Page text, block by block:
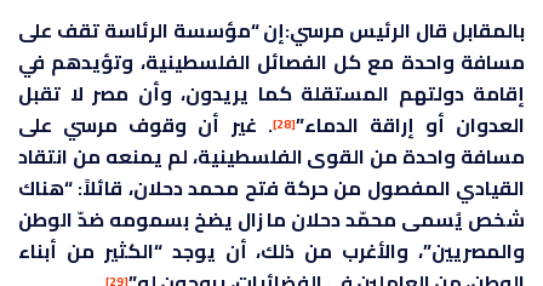
بالمقابل قال الرئيس مرسي:إن “مؤسسة الرئاسة تقف على
مسافة واحدة مع كل الفصائل الفلسطينية، وتؤيدهم في
إقامة دولتهم المستقلة كما يريدون، وأن مصر لا تقبل
العدوان أو إراقة الدماء”[28]
. غير أن وقوف مرسي على
مسافة واحدة من القوى الفلسطينية، لم يمنعه من انتقاد
القيادي المفصول من حركة فتح محمد دحلان، قائلاً: “هناك
شخص يُسمى محمّد دحلان ما زال يضخ بسمومه ضدّ الوطن
والمصريين”، والأغرب من ذلك، أن يوجد “الكثير من أبناء
[29]